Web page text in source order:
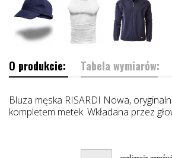
O produkcie: Tabela wymiarów:
Bluza męska RISARDI Nowa,
kompletem metek. Wkładana przez